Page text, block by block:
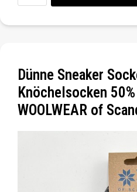
Dünne Sneaker
Knöchelsocken
WOOLWEAR of